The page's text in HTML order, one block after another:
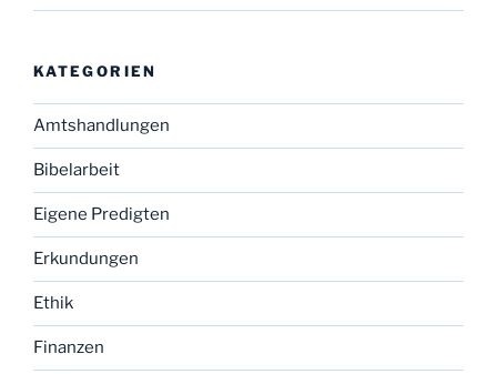
KATEGORIEN
Amtshandlungen
Bibelarbeit
Eigene Predigten
Erkundungen
Ethik
Finanzen